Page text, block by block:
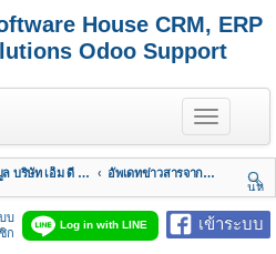
House CRM, ERP
Odoo Support
T
o
g
l
e
n
a
ถามข้อมูล บริษัท เอ็ม ดี ซอฟต์ จำกัด
อัพเดทข่าวสารจากทางบริษัท
นห
า
เข้าระบบ
Log in with LINE
บ
ก